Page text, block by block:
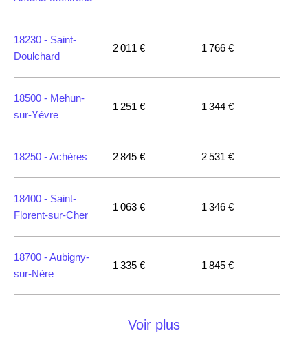
18230 - Saint-
Doulchard
2 011 € 1 766 €
18500 - Mehun-
sur-Yèvre
1 251 € 1 344 €
18250 -Achères 2 845 € 2 531 €
18400 - Saint-
Florent-sur-Cher
1 063 € 1 346 €
18700 -Aubigny-
sur-Nère
1 335 € 1 845 €
1 519 €
Voir plus